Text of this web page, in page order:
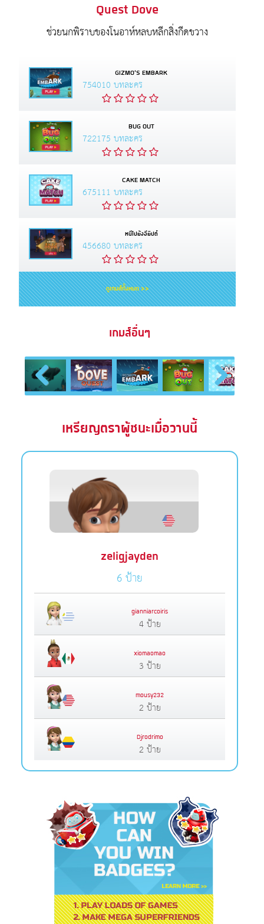
Quest Dove
ช่วยนกพิราบของโนอาห์หลบหลีกสิ่งกีดขวาง
GIZMO'S EMBARK
754010 บทละคร
BUG OUT
722175 บทละคร
CAKE MATCH
675111 บทละคร
หนีไปยังอียิปต์
456680 บทละคร
ดูเกมส์ทั้งหมด >>
เกมส์อื่นๆ
Previous Next
เหรียญตราผู้ชนะเมื่อวานนี้
zeligjayden
6 ป้าย
gianniarcoiris
4 ป้าย
xiomaomao
3 ป้าย
mousy232
2 ป้าย
Djrodrimo
2 ป้าย